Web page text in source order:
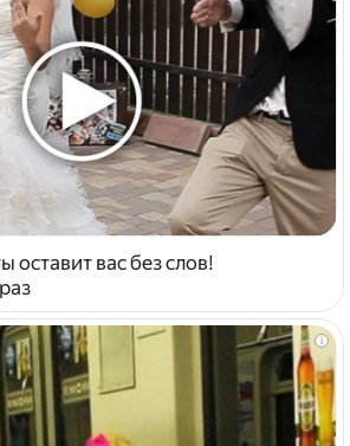
оставит вас без слов!
i